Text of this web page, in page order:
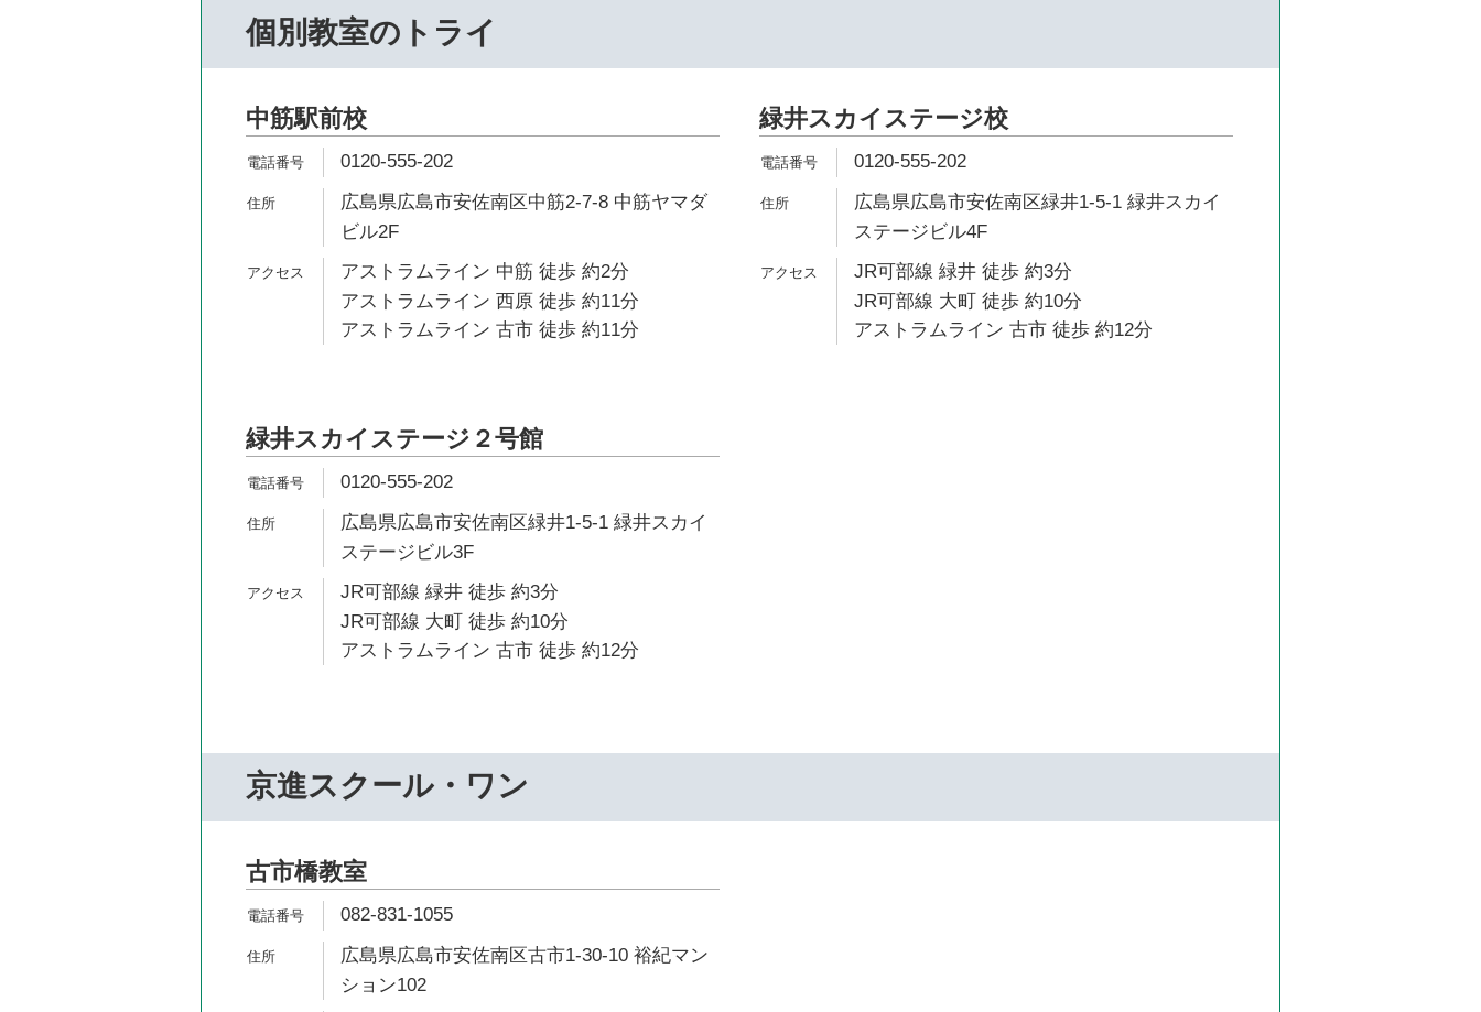
個別教室のトライ
中筋駅前校
0120-555-202
広島県広島市安佐南区中筋2-7-8 中筋ヤマダ
ビル2F
アストラムライン 中筋 徒歩 約2分
アストラムライン 西原 徒歩 約11分
アストラムライン 古市 徒歩 約11分
緑井スカイステージ校
0120-555-202
広島県広島市安佐南区緑井1-5-1 緑井スカイ
ステージビル4F
JR可部線 緑井 徒歩 約3分
JR可部線 大町 徒歩 約10分
アストラムライン 古市 徒歩 約12分
緑井スカイステージ２号館
0120-555-202
広島県広島市安佐南区緑井1-5-1 緑井スカイ
ステージビル3F
JR可部線 緑井 徒歩 約3分
JR可部線 大町 徒歩 約10分
アストラムライン 古市 徒歩 約12分
京進スクール・ワン
古市橋教室
082-831-1055
広島県広島市安佐南区古市1-30-10 裕紀マン
ション102